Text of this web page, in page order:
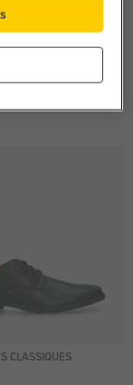
CLASSIQUES